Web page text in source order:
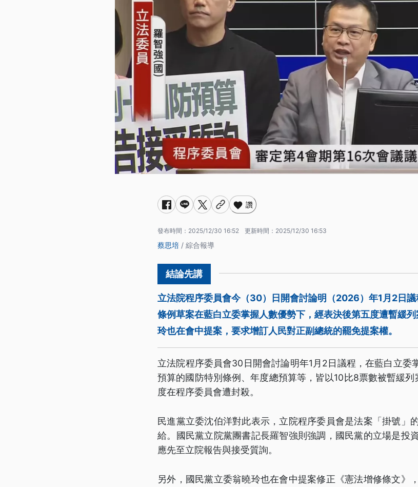
讚
發布時間： 2025/12/30 16:52 更新時間： 2025/12/30 16:53
蔡思培 / 綜合報導
立法院程序委員會今（30）日開會討論明（2026）年1月2日議
條例草案在藍白立委掌握人數優勢下，經表決後第五度遭暫緩
玲也在會中提案，要求增訂人民對正副總統的罷免提案權。
立法院程序委員會30日開會討論明年1月2日議程，在藍白立委
預算的國防特別條例、年度總預算等，皆以10比8票數被暫緩
度在程序委員會遭封殺。
民進黨立委沈伯洋對此表示，立院程序委員會是法案「掛號」
給。國民黨立院黨團書記長羅智強則強調，國民黨的立場是投
應先至立院報告與接受質詢。
另外，國民黨立委翁曉玲也在會中提案修正《憲法增修條文》